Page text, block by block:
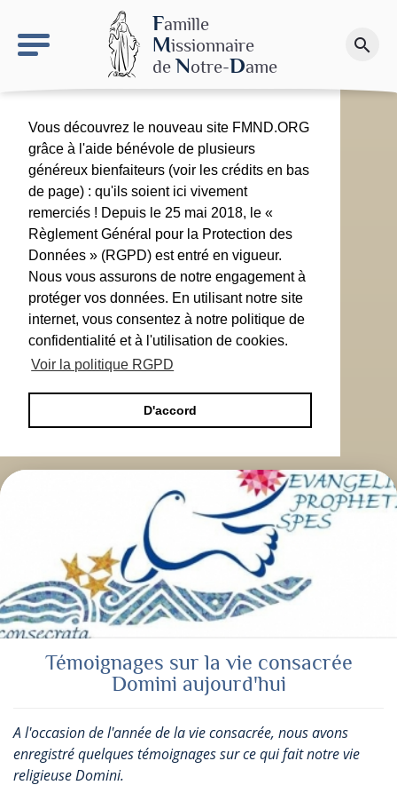
Famille
Missionnaire
de Notre-Dame
search
Faire un don
Vous découvrez le nouveau site FMND.ORG
grâce à l'aide bénévole de plusieurs
généreux bienfaiteurs (voir les crédits en bas
de page) : qu'ils soient ici vivement
remerciés ! Depuis le 25 mai 2018, le «
Règlement Général pour la Protection des
Données » (RGPD) est entré en vigueur.
Nous vous assurons de notre engagement à
protéger vos données. En utilisant notre site
internet, vous consentez à notre politique de
confidentialité et à l'utilisation de cookies.
Voir la politique RGPD
D'accord
Témoignages sur la vie consacrée
Domini aujourd'hui
A l'occasion de l'année de la vie consacrée, nous avons
enregistré quelques témoignages sur ce qui fait notre vie
religieuse Domini.